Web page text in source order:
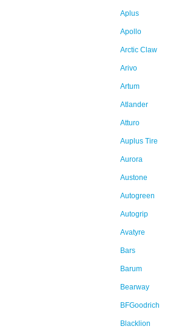
Aplus
Apollo
Arctic Claw
Arivo
Artum
Atlander
Atturo
Auplus Tire
Aurora
Austone
Autogreen
Autogrip
Avatyre
Bars
Barum
Bearway
BFGoodrich
Blacklion